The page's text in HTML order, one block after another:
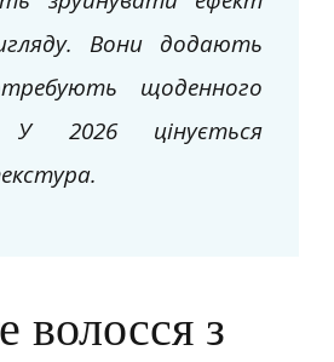
Вони додають
щоденного
У 2026 цінується
волосся з